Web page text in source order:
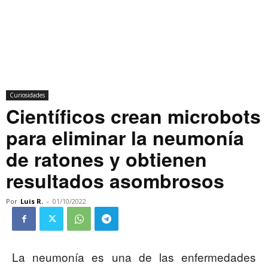
Curiosidades
Científicos crean microbots
para eliminar la neumonía
de ratones y obtienen
resultados asombrosos
Por Luis R. - 01/10/2022
La neumonía es una de las enfermedades